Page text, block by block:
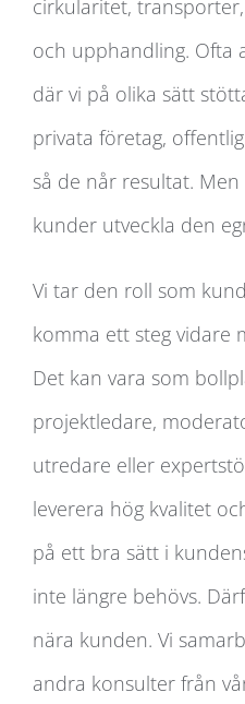
cirkularitet,
och upphandling. Ofta
där vi på olika sätt
privata företag,
så de når resultat.
kunder utveckla den
Vi tar den roll som
komma ett steg vidare
Det kan vara som
projektledare,
utredare eller
leverera hög kvalitet
på ett bra sätt i
inte längre behövs.
nära kunden. Vi
andra konsulter från